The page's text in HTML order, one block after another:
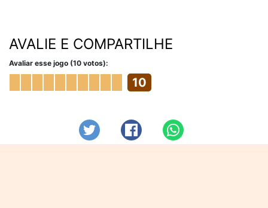
AVALIE E COMPARTILHE
Avaliar esse jogo (10 votos):
10